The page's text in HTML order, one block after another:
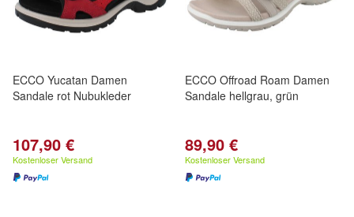
ECCO Yucatan Damen
Sandale rot Nubukleder
107,90 €
Kostenloser Versand
ECCO Offroad Roam Damen
Sandale hellgrau, grün
89,90 €
Kostenloser Versand